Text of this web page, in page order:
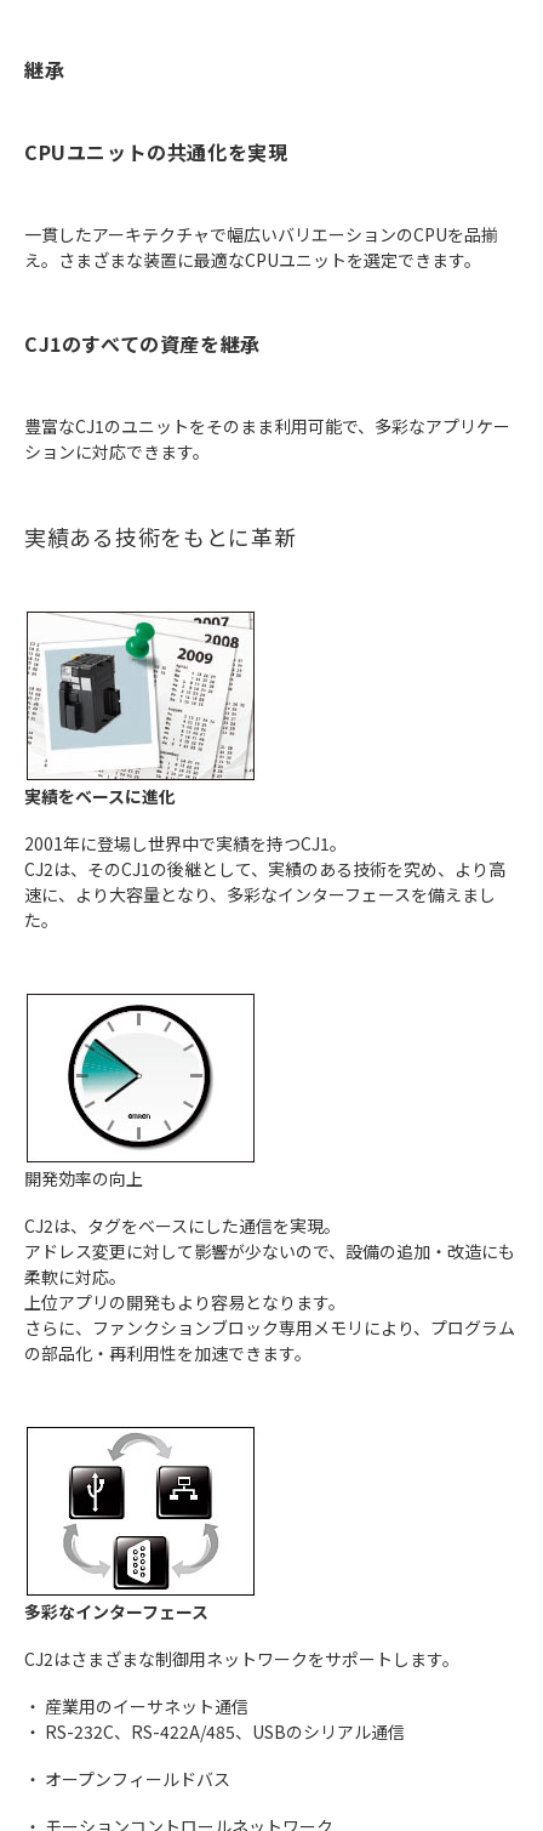
継承
CPUユニットの共通化を実現
一貫したアーキテクチャで幅広いバリエーションのCPUを品揃
え。さまざまな装置に最適なCPUユニットを選定できます。
CJ1のすべての資産を継承
豊富なCJ1のユニットをそのまま利用可能で、多彩なアプリケー
ションに対応できます。
実績ある技術をもとに革新
実績をベースに進化
2001年に登場し世界中で実績を持つCJ1。
CJ2は、そのCJ1の後継として、実績のある技術を究め、より高
速に、より大容量となり、多彩なインターフェースを備えまし
た。
開発効率の向上
CJ2は、タグをベースにした通信を実現。
アドレス変更に対して影響が少ないので、設備の追加・改造にも
柔軟に対応。
上位アプリの開発もより容易となります。
さらに、ファンクションブロック専用メモリにより、プログラム
の部品化・再利用性を加速できます。
多彩なインターフェース
CJ2はさまざまな制御用ネットワークをサポートします。
・ 産業用のイーサネット通信
・ RS-232C、RS-422A/485、USBのシリアル通信
・ オープンフィールドバス